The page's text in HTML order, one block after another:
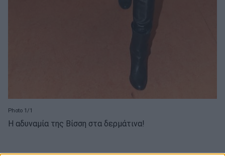
Photo 1/1
Η αδυναμία της Βίσση στα δερμάτινα!